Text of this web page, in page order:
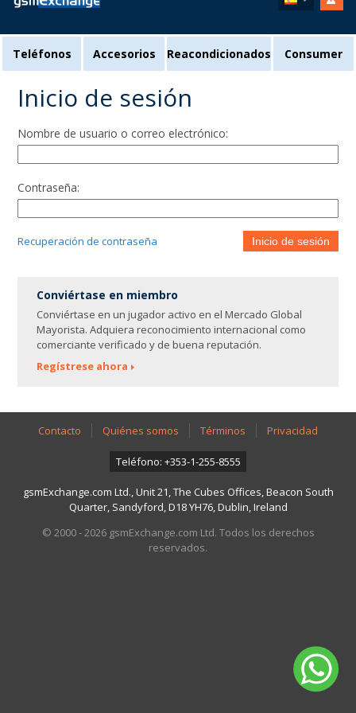
Teléfonos Accesorios Reacondicionados Consumer
Inicio de sesión
Nombre de usuario o correo electrónico:
Contraseña:
Recuperación de contraseña Inicio de sesión
Conviértase en miembro
Conviértase en un jugador activo en el Mercado Global
Mayorista. Adquiera reconocimiento internacional como
comerciante verificado y de buena reputación.
Regístrese ahora
Contacto Quiénes somos Términos Privacidad
Teléfono: +353-1-255-8555
gsmExchange.com Ltd., Unit 21, The Cubes Offices, Beacon South
Quarter, Sandyford, D18 YH76, Dublin, Ireland
© 2000 - 2026 gsmExchange.com Ltd. Todos los derechos
reservados.